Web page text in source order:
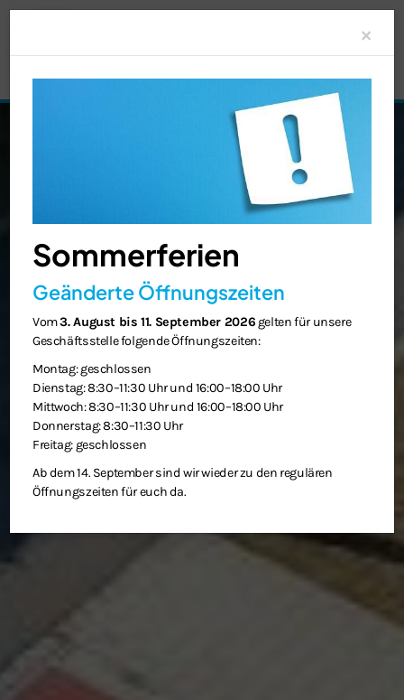
×
Sommerferien
Geänderte Öffnungszeiten
Vom3. August bis 11. September 2026 gelten für unsere
Geschäftsstelle folgende Öffnungszeiten:
Montag: geschlossen
Dienstag: 8:30–11:30 Uhr und 16:00–18:00 Uhr
Mittwoch: 8:30–11:30 Uhr und 16:00–18:00 Uhr
Donnerstag: 8:30–11:30 Uhr
Freitag: geschlossen
Ab dem 14. September sind wir wieder zu den regulären
Öffnungszeiten für euch da.